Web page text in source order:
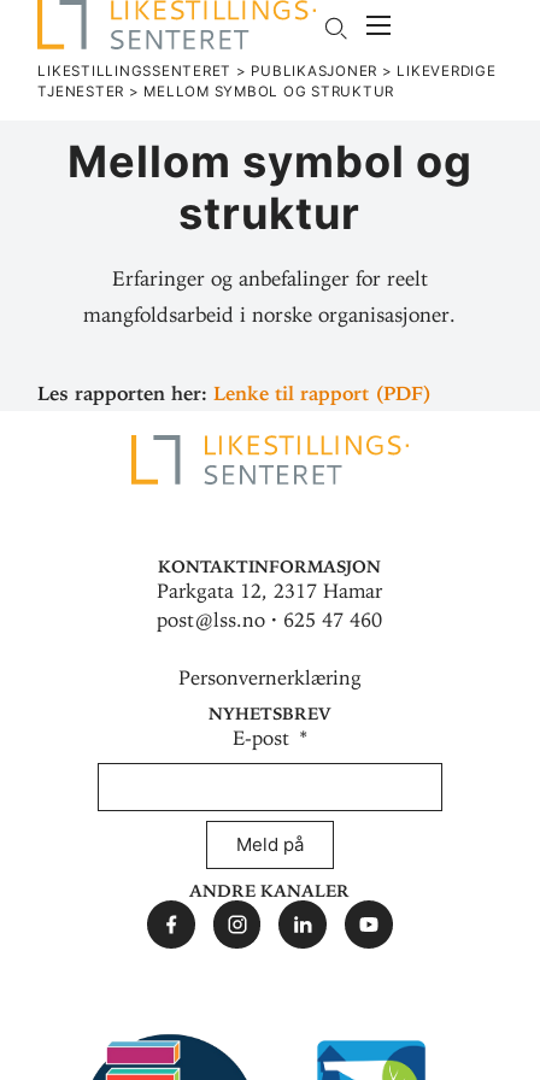
LIKESTILLINGSSENTERET > PUBLIKASJONER > LIKEVERDIGE
TJENESTER > MELLOM SYMBOL OG STRUKTUR
Mellom symbol og
struktur
Erfaringer og anbefalinger for reelt
mangfoldsarbeid i norske organisasjoner.
Les rap­porten her:Lenke til rapport (PDF)
Kontaktinformasjon
Parkgata 12, 2317 Hamar
post@lss.no · 625 47 460
Personvernerklæring
Nyhetsbrev
E-post
Meld på
Andre kanaler